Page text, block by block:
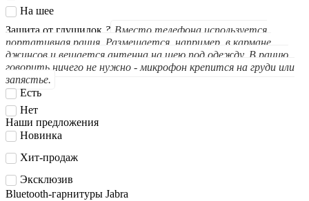
На шее
Защита от глушилок ? Вместо телефона используется
портативная рация. Размещается, например, в кармане
джинсов и вешается антенна на шею под одежду. В рацию
говорить ничего не нужно - микрофон крепится на груди или
запястье.
Есть
Нет
Наши предложения
Новинка
Хит-продаж
Эксклюзив
Bluetooth-гарнитуры Jabra